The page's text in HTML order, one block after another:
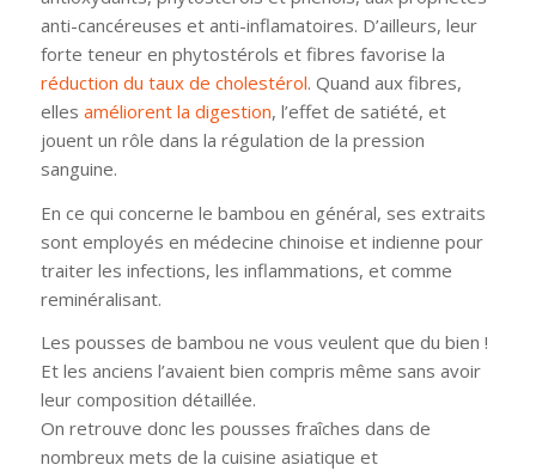
anti-cancéreuses et anti-inflamatoires. D’ailleurs, leur
forte teneur en phytostérols et fibres favorise la
réduction du taux de cholestérol. Quand aux fibres,
elles améliorent la digestion, l’effet de satiété, et
jouent un rôle dans la régulation de la pression
sanguine.
En ce qui concerne le bambou en général, ses extraits
sont employés en médecine chinoise et indienne pour
traiter les infections, les inflammations, et comme
reminéralisant.
Les pousses de bambou ne vous veulent que du bien !
Et les anciens l’avaient bien compris même sans avoir
leur composition détaillée.
On retrouve doncles pousses fraîches dans de
nombreux mets de la cuisine asiatique et